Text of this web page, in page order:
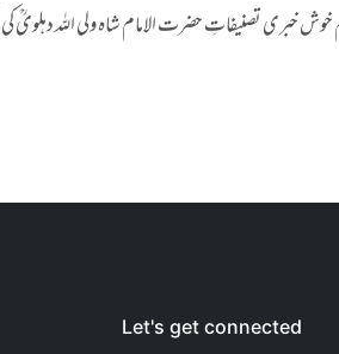
خبری تصنیفاتِ حضرت الامام شاہ ولی اللہ
Let's get connected